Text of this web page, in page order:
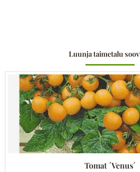
Luunja taimetalu
Tomat ´Venus´